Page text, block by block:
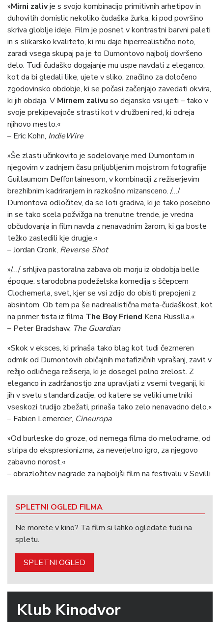
»Mirni zalivje s svojo kombinacijo primitivnih arhetipov in
duhovitih domislic nekoliko čudaška žurka, ki pod površino
skriva globlje ideje. Film je posnet v kontrastni barvni paleti
in s slikarsko kvaliteto, ki mu daje hiperrealistično noto,
zaradi vsega skupaj pa je to Dumontovo najbolj dovršeno
delo. Tudi čudaško dogajanje mu uspe navdati z eleganco,
kot da bi gledali like, ujete v sliko, značilno za določeno
zgodovinsko obdobje, ki se počasi začenjajo zavedati okvira,
ki jih obdaja. V Mirnem zalivu so dejansko vsi ujeti – tako v
svoje prekipevajoče strasti kot v družbeni red, ki odreja
njihovo mesto.«
– Eric Kohn, IndieWire
»Še zlasti učinkovito je sodelovanje med Dumontom in
njegovim v zadnjem času priljubljenim mojstrom fotografije
Guillaumom Deffontainesom, v kombinaciji z režiserjevim
brezhibnim kadriranjem in razkošno mizansceno. /…/
Dumontova odločitev, da se loti gradiva, ki je tako posebno
in se tako scela požvižga na trenutne trende, je vredna
občudovanja in film navda z nenavadnim žarom, ki ga boste
težko zasledili kje drugje.«
– Jordan Cronk, Reverse Shot
»/…/ srhljiva pastoralna zabava ob morju iz obdobja belle
époque: starodobna podeželska komedija s ščepcem
Clochemerla, svet, kjer se vsi zdijo do obisti prepojeni z
absintom. Ob tem pa še nadrealistična meta-čudaškost, kot
na primer tista iz filma The Boy Friend Kena Russlla.«
– Peter Bradshaw, The Guardian
»Skok v eksces, ki prinaša tako blag kot tudi čezmeren
odmik od Dumontovih običajnih metafizičnih vprašanj, zavit v
režijo odličnega režiserja, ki je dosegel polno zrelost. Z
eleganco in zadržanostjo zna upravljati z vsemi tveganji, ki
jih v svetu standardizacije, od katere se veliki umetniki
vseskozi trudijo zbežati, prinaša tako zelo nenavadno delo.«
– Fabien Lemercier, Cineuropa
»Od burleske do groze, od nemega filma do melodrame, od
stripa do ekspresionizma, za neverjetno igro, za njegovo
zabavno norost.«
– obrazložitev nagrade za najboljši film na festivalu v Sevilli
SPLETNI OGLED FILMA
Ne morete v kino? Ta film si lahko ogledate tudi na
spletu.
SPLETNI OGLED
Klub Kinodvor